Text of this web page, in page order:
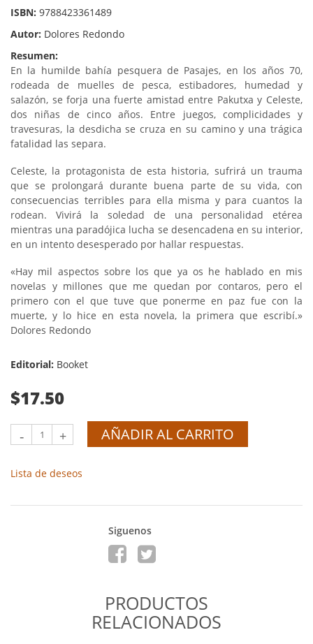
ISBN: 9788423361489
Autor: Dolores Redondo
Resumen:
En la humilde bahía pesquera de Pasajes, en los años 70,
rodeada de muelles de pesca, estibadores, humedad y
salazón, se forja una fuerte amistad entre Pakutxa y Celeste,
dos niñas de cinco años. Entre juegos, complicidades y
travesuras, la desdicha se cruza en su camino y una trágica
fatalidad las separa.
Celeste, la protagonista de esta historia, sufrirá un trauma
que se prolongará durante buena parte de su vida, con
consecuencias terribles para ella misma y para cuantos la
rodean. Vivirá la soledad de una personalidad etérea
mientras una paradójica lucha se desencadena en su interior,
en un intento desesperado por hallar respuestas.
«Hay mil aspectos sobre los que ya os he hablado en mis
novelas y millones que me quedan por contaros, pero el
primero con el que tuve que ponerme en paz fue con la
muerte, y lo hice en esta novela, la primera que escribí.»
Dolores Redondo
Editorial: Booket
$17.50
- + AÑADIR AL CARRITO
Lista de deseos
Siguenos
PRODUCTOS
RELACIONADOS